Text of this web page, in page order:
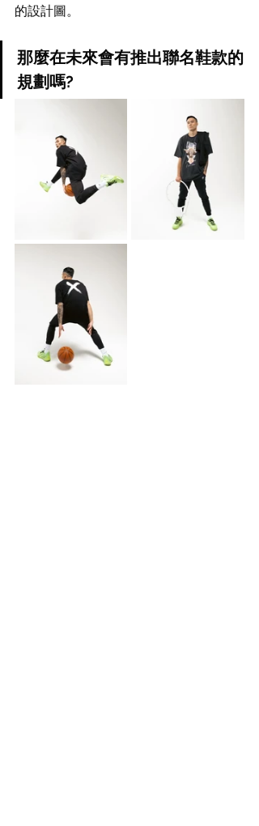
的設計圖。
那麼在未來會有推出聯名鞋款的
規劃嗎?